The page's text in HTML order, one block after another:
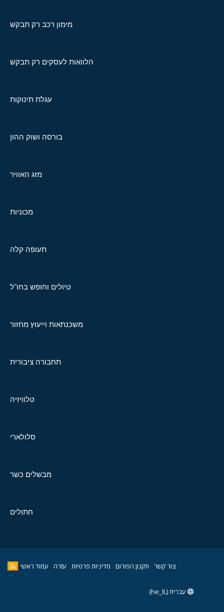
מימון רכב רק תבקש
הלוואות לעסקים רק תבקש
עגלת תינוקות
בורסה ושוק ההון
מזג האוויר
מכוניות
תעופה קלה
טיולים וחופש בחו"ל
משכנתאות וייעוץ מחזור
תחבורה ציבורית
טלוויזיה
סלולארי
מבשלים כשר
חתולים
צור קשר תקנון הפורום מדיניות פרטיות עזרה עמוד ראשי
עברית (he_IL)